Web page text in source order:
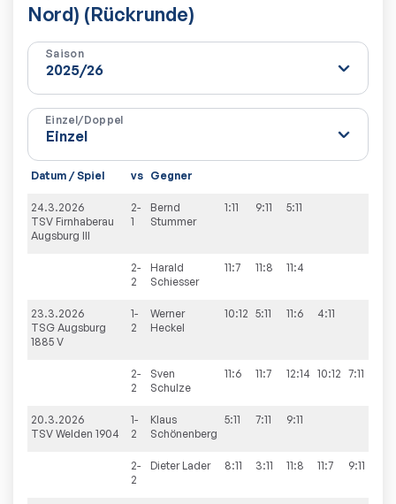
Nord) (Rückrunde)
Saison
Einzel/Doppel
Datum / Spiel vs Gegner
24.3.2026
TSV Firnhaberau
Augsburg III
2-
1
Bernd
Stummer
1:11 9:11 5:11
2-
2
Harald
Schiesser
11:7 11:8 11:4
23.3.2026
TSG Augsburg
1885 V
1-
2
Werner
Heckel
10:12 5:11 11:6 4:11
2-
2
Sven
Schulze
11:6 11:7 12:14 10:12 7:11
20.3.2026
TSV Welden 1904
1-
2
Klaus
Schönenberg
5:11 7:11 9:11
2-
2
Dieter Lader 8:11 3:11 11:8 11:7 9:11